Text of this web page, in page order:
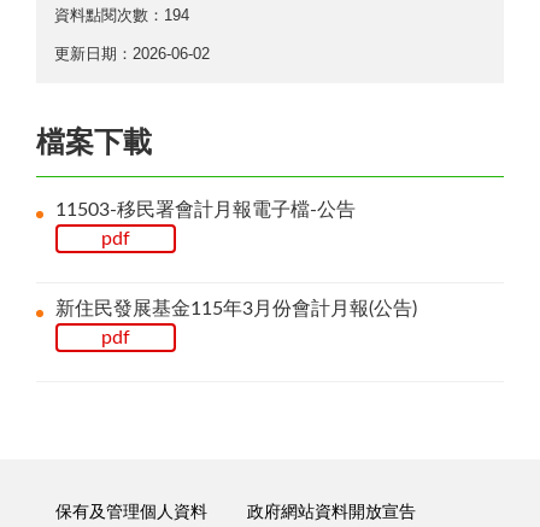
資料點閱次數：194
更新日期：2026-06-02
檔案下載
11503-移民署會計月報電子檔-公告
pdf
新住民發展基金115年3月份會計月報(公告)
pdf
保有及管理個人資料 政府網站資料開放宣告